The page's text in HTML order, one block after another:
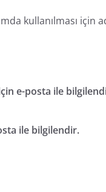
kullanılması için
e-posta ile
ile bilgilendir.